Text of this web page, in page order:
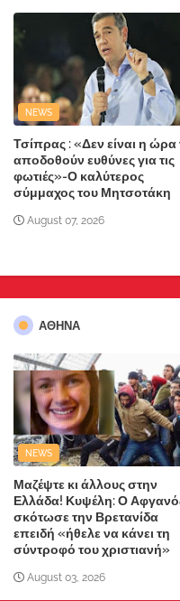
NEWS
Τσίπρας : «Δεν είναι η ώρα
αποδοθούν ευθύνες για τις
φωτιές»-Ο καλύτερος
σύμμαχος του Μητσοτάκη
August 07, 2026
ΑΘΗΝΑ
NEWS
Μαζέψτε κι άλλους στην
Ελλάδα! Κυψέλη: Ο
σκότωσε την Βρετανίδα
επειδή «ήθελε να κάνει τη
σύντροφό του χριστιανή»
August 03, 2026